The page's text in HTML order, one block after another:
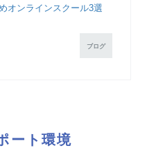
オンラインスクール3選
ブログ
ート環境